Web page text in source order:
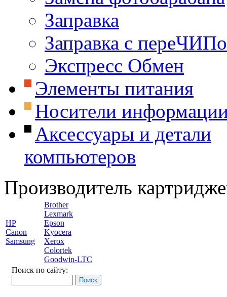
Заправка
Заправка с
Экспресс Обмен
Элементы питания
Носители
Аксессуары и детали
компьютеров
Производитель
HP
Canon
Samsung
Brother
Lexmark
Epson
Kyocera
Xerox
Colortek
Goodwin-LTC
Поиск по сайту: